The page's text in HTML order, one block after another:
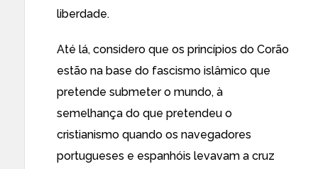
liberdade.
Até lá, considero que os princípios do Corão
estão na base do fascismo islâmico que
pretende submeter o mundo, à
semelhança do que pretendeu o
cristianismo quando os navegadores
portugueses e espanhóis levavam a cruz